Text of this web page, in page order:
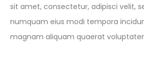
sit amet, consectetur, adipisci velit,
numquam eius modi tempora
magnam aliquam quaerat